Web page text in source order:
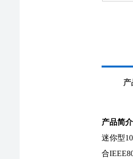
产
产品简介
迷你型
合